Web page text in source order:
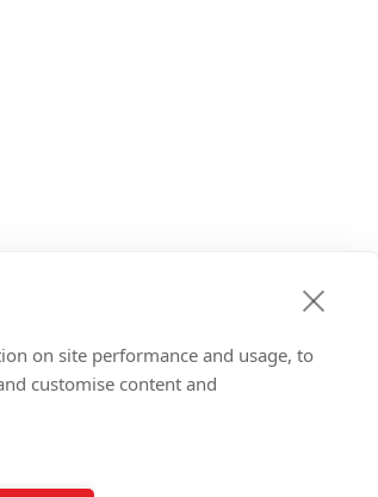
on site performance and usage, to
customise content and